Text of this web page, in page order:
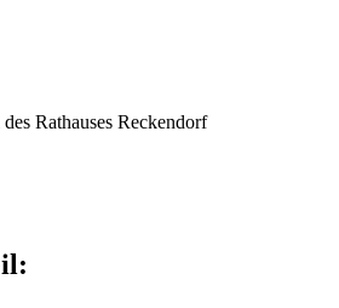
Rathauses Reckendorf